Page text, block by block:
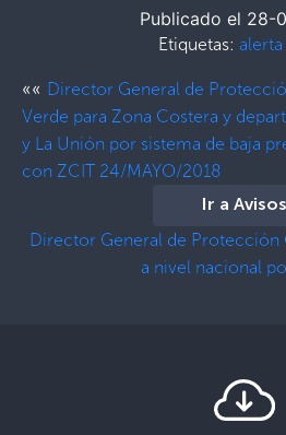
Publicado el 28-
Etiquetas:
«« Director General de
Verde para Zona Costera y
y La Unión por sistema de baja
con ZCIT 24/MAYO/2018
Ir a Avisos
Director General de Protección
a nivel nacional